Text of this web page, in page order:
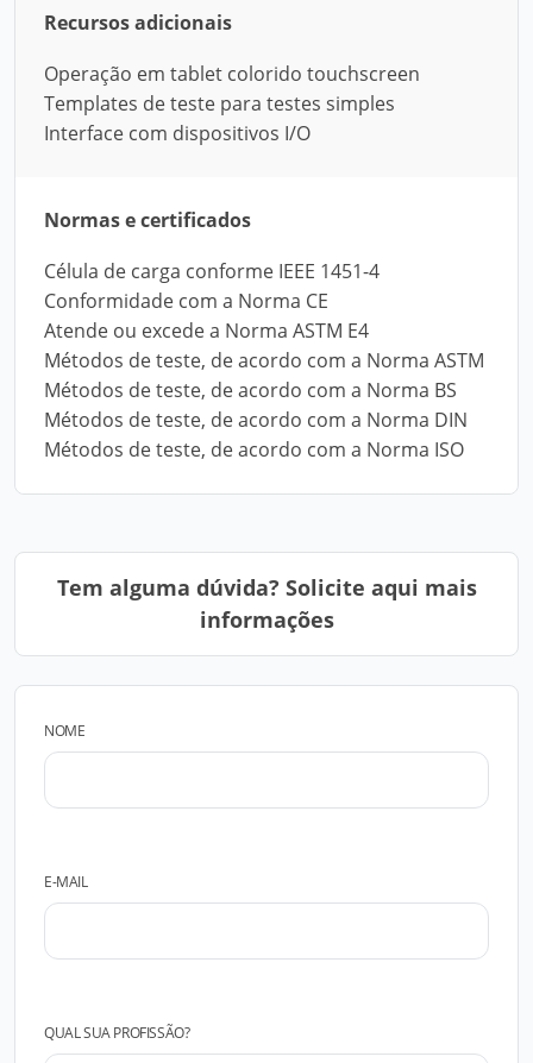
Recursos adicionais
Operação em tablet colorido touchscreen
Templates de teste para testes simples
Interface com dispositivos I/O
Normas e certificados
Célula de carga conforme IEEE 1451-4
Conformidade com a Norma CE
Atende ou excede a Norma ASTM E4
Métodos de teste, de acordo com a Norma ASTM
Métodos de teste, de acordo com a Norma BS
Métodos de teste, de acordo com a Norma DIN
Métodos de teste, de acordo com a Norma ISO
Tem alguma dúvida? Solicite aqui mais
informações
NOME
E-MAIL
QUAL SUA PROFISSÃO?